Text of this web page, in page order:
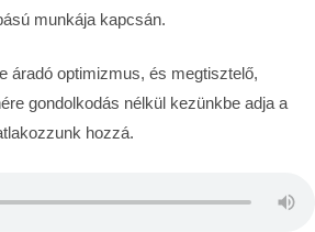
munkája kapcsán.
áradó optimizmus, és megtisztelő,
gondolkodás nélkül kezünkbe adja a
hozzá.